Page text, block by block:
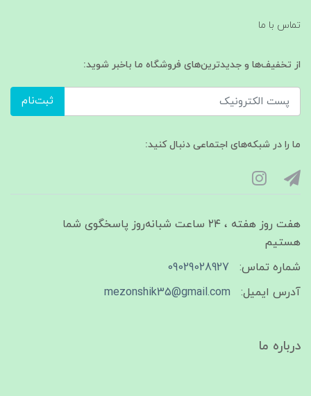
تماس با ما
از تخفیف‌ها و جدیدترین‌های فروشگاه ما باخبر شوید:
ثبت‌نام
ما را در شبکه‌های اجتماعی دنبال کنید:
هفت روز هفته ، ۲۴ ساعت شبانه‌روز پاسخگوی شما
هستیم
شماره تماس:
09029028927
آدرس ایمیل:
mezonshik35@gmail.com
درباره ما